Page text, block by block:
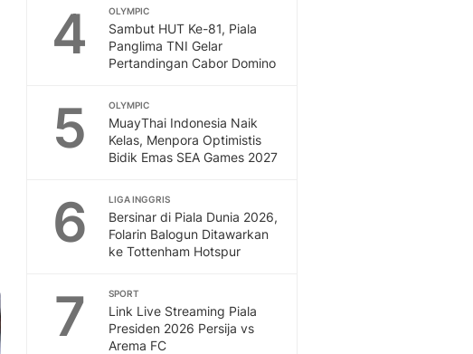
4 OLYMPIC
Sambut HUT Ke-81, Piala
Panglima TNI Gelar
Pertandingan Cabor Domino
5 OLYMPIC
MuayThai Indonesia Naik
Kelas, Menpora Optimistis
Bidik Emas SEA Games 2027
6 LIGA INGGRIS
Bersinar di Piala Dunia 2026,
Folarin Balogun Ditawarkan
ke Tottenham Hotspur
7 SPORT
Link Live Streaming Piala
Presiden 2026 Persija vs
Arema FC